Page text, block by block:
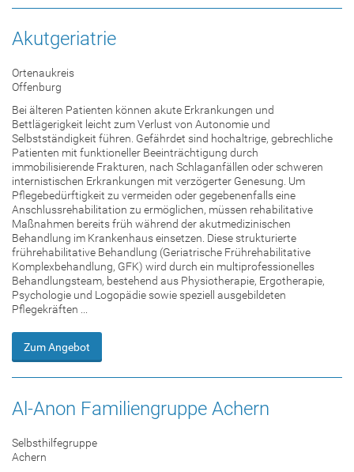
Akutgeriatrie
Ortenaukreis
Offenburg
Bei älteren Patienten können akute Erkrankungen und
Bettlägerigkeit leicht zum Verlust von Autonomie und
Selbstständigkeit führen. Gefährdet sind hochaltrige, gebrechliche
Patienten mit funktioneller Beeinträchtigung durch
immobilisierende Frakturen, nach Schlaganfällen oder schweren
internistischen Erkrankungen mit verzögerter Genesung. Um
Pflegebedürftigkeit zu vermeiden oder gegebenenfalls eine
Anschlussrehabilitation zu ermöglichen, müssen rehabilitative
Maßnahmen bereits früh während der akutmedizinischen
Behandlung im Krankenhaus einsetzen. Diese strukturierte
frührehabilitative Behandlung (Geriatrische Frührehabilitative
Komplexbehandlung, GFK) wird durch ein multiprofessionelles
Behandlungsteam, bestehend aus Physiotherapie, Ergotherapie,
Psychologie und Logopädie sowie speziell ausgebildeten
Pflegekräften ...
Zum Angebot
Al-Anon Familiengruppe Achern
Selbsthilfegruppe
Achern